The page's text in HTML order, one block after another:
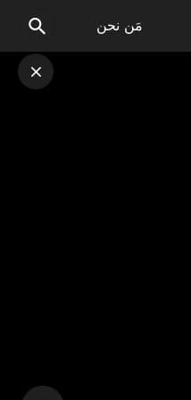
مَن نحن